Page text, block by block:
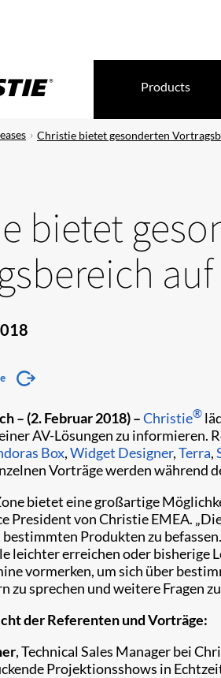
Products
Christie bietet gesonderten
bietet
auf
– (2. Februar 2018)–Christie®
AV-Lösungen zu informieren.
Box,Widget Designer,Terra,
Vorträge werden während
bietet eine großartige
President von Christie EMEA.
Produkten zu
leichter erreichen oder bisherige
vormerken, um sich über
zu sprechen und weitere Fragen
der Referenten und Vorträge:
, Technical Sales Manager bei
Projektionsshows in